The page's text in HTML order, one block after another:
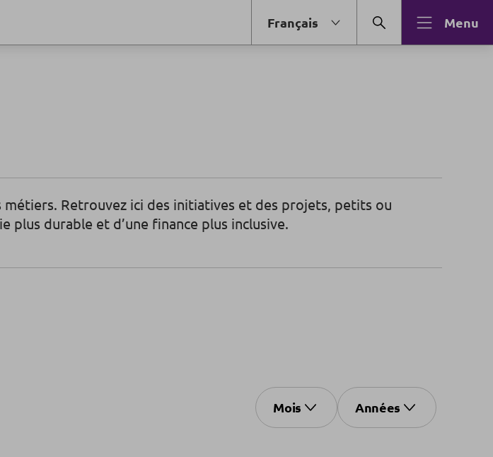
Français Menu
Retrouvez ici des initiatives et des projets, petits ou
plus durable et d’une finance plus inclusive.
Mois Années